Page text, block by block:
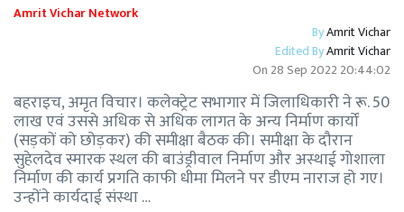
Amrit Vichar Network
ByAmrit Vichar
Edited ByAmrit Vichar
On 28 Sep 2022 20:44:02
बहराइच, अमृत विचार। कलेक्ट्रेट सभागार में जिलाधिकारी ने रू. 50
लाख एवं उससे अधिक से अधिक लागत के अन्य निर्माण कार्यों
(सड़कों को छोड़कर) की समीक्षा बैठक की। समीक्षा के दौरान
सुहेलदेव स्मारक स्थल की बाउंड्रीवाल निर्माण और अस्थाई गोशाला
निर्माण की कार्य प्रगति काफी धीमा मिलने पर डीएम नाराज हो गए।
उन्होंने कार्यदाई संस्था …